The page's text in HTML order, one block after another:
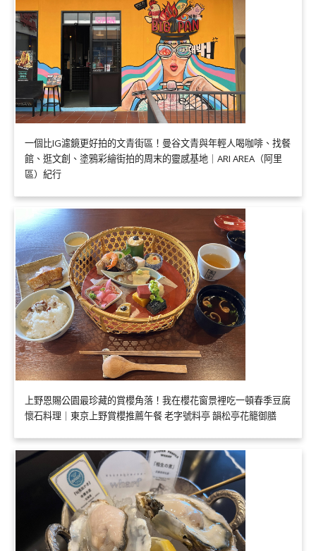
一個比IG濾鏡更好拍的文青街區！曼谷文青與年輕人喝咖啡、找餐
館、逛文創、塗鴉彩繪街拍的周末的靈感基地｜ARI AREA（阿里
區）紀行
上野恩賜公園最珍藏的賞櫻角落！我在櫻花窗景裡吃一頓春季豆腐
懷石料理｜東京上野賞櫻推薦午餐 老字號料亭 韻松亭花籠御膳